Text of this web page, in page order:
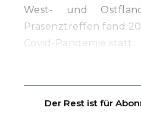
West- und
Präsenztreffen fand
Covid-Pandemie statt.
Der Rest ist für